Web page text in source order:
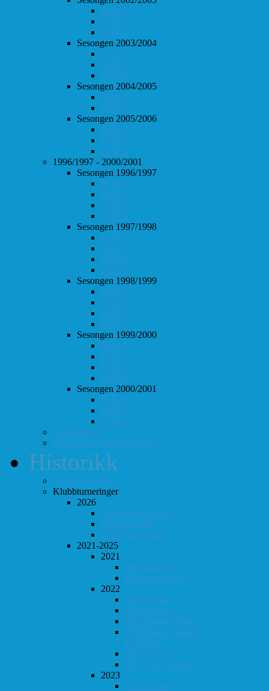
Follo 1
Follo 2
Follo 3
Sesongen 2003/2004
Follo 1
Follo 2
Follo 3
Sesongen 2004/2005
Follo 1
Follo 2
Sesongen 2005/2006
Follo 1
Follo 2
Follo 3
1996/1997 - 2000/2001
Sesongen 1996/1997
Follo 1
Follo 2
Follo 3
Follo 4
Sesongen 1997/1998
Follo 1
Follo 2
Follo 3
Follo 4
Sesongen 1998/1999
Follo 1
Follo 2
Follo 3
Follo 4
Sesongen 1999/2000
Follo 1
Follo 2
Follo 3
Follo 4
Sesongen 2000/2001
Follo 1
Follo 2
Follo 3
Totaloversikt
ØS-kamper med "Fullt hus"
Historikk
Vinner-oversikt
Klubbturneringer
2026
Klubbmesterskapet
KM Lynsjakk
Lyn/Hurtig våren
2021-2025
2021
Høst-konrad
Høstturneringen
2022
Vår-konrad
Vårturnering
Klubbmesterskapet
Klubbmesterskapet i
Lynsjakk
Høst-konrad
KM i Hurtigsjakk
2023
Vår-konrad